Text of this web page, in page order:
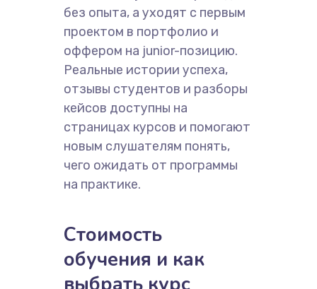
без опыта, а уходят с первым
проектом в портфолио и
оффером на junior-позицию.
Реальные истории успеха,
отзывы студентов и разборы
кейсов доступны на
страницах курсов и помогают
новым слушателям понять,
чего ожидать от программы
на практике.
Стоимость
обучения и как